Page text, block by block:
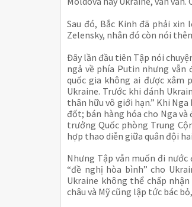
Sau đó, Bắc Kinh đã phải xin
Zelensky, nhân đó còn nói
Đây lần đầu tiên Tập nói
ngả về phía Putin nhưng vẫn
quốc gia không ai được xâm
Ukraine. Trước khi đánh
thân hữu vô giới hạn.” Khi
đốt; bán hàng hóa cho Nga
trưởng Quốc phòng Trung
hợp thao diễn giữa quân đội
Nhưng Tập vẫn muốn đi
“đề nghị hòa bình” cho
Ukraine không thể chấp
châu và Mỹ cũng lập tức bác